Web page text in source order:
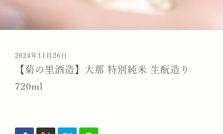
2024年11月26日
【菊の里酒造】大那 特別純米 生酛造り
720ml